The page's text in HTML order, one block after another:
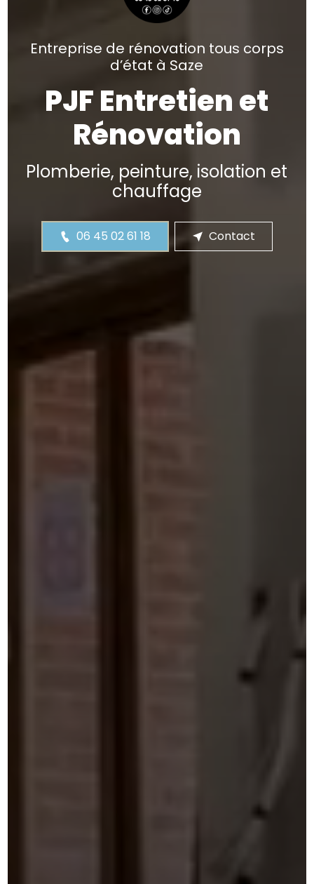
Entreprise de rénovation tous corps
d’état à Saze
PJF Entretien et
Rénovation
Plomberie, peinture, isolation et
chauffage
06 45 02 61 18 Contact